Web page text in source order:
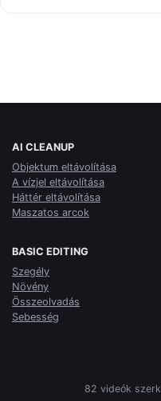
AI CLEANUP
Objektum eltávolítása
A vízjel eltávolítása
Háttér eltávolítása
Maszatos arcok
BASIC EDITING
Szegély
Növény
Összeolvadás
Sebesség
82 videók